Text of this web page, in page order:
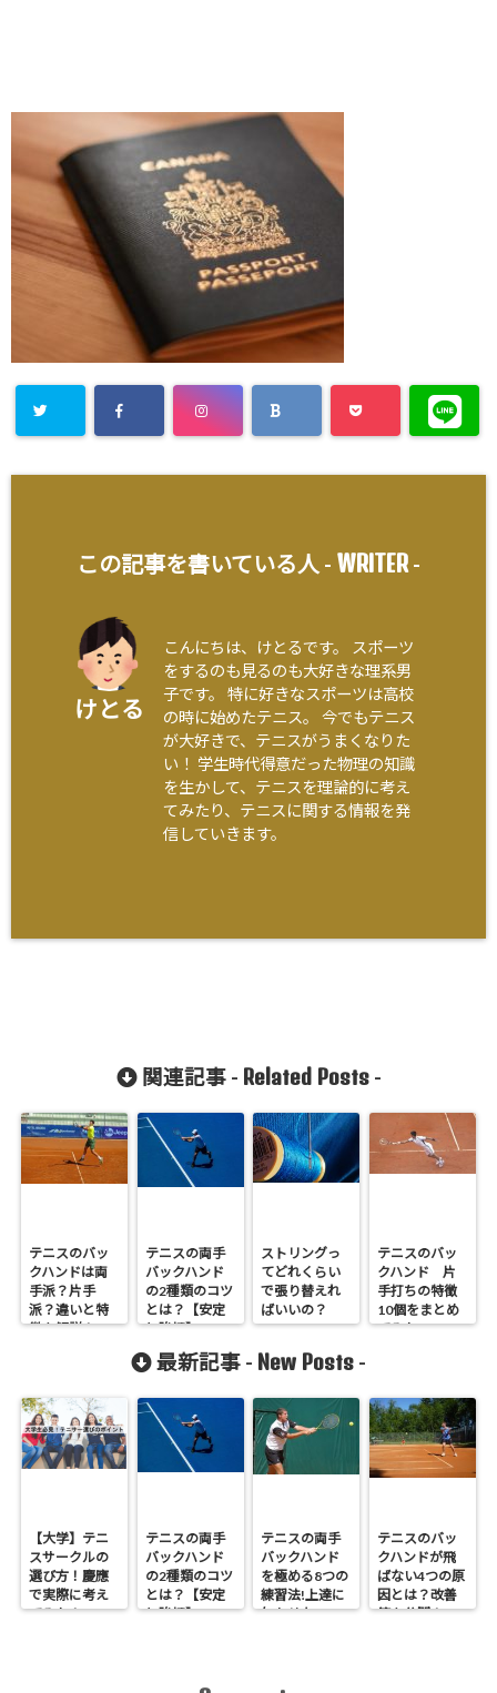
この記事を書いている人 - WRITER-
けとる
こんにちは、けとるです。 スポーツ
をするのも見るのも大好きな理系男
子です。 特に好きなスポーツは高校
の時に始めたテニス。 今でもテニス
が大好きで、テニスがうまくなりた
い！ 学生時代得意だった物理の知識
を生かして、テニスを理論的に考え
てみたり、テニスに関する情報を発
信していきます。
関連記事 - Related Posts-
テニスのバッ
クハンドは両
手派？片手
派？違いと特
徴を解説！
テニスの両手
バックハンド
の2種類のコツ
とは？【安定
と強打】
ストリングっ
てどれくらい
で張り替えれ
ばいいの？
テニスのバッ
クハンド 片
手打ちの特徴
10個をまとめ
てみた
最新記事 - New Posts -
【大学】テニ
スサークルの
選び方！慶應
で実際に考え
てみた！
テニスの両手
バックハンド
の2種類のコツ
とは？【安定
と強打】
テニスの両手
バックハンド
を極める8つの
練習法!上達に
欠かせない4ス
テニスのバッ
クハンドが飛
ばない4つの原
因とは？改善
策を公開！